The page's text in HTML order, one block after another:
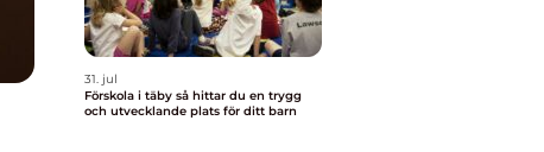
31. jul
Förskola i täby så hittar du en trygg
och utvecklande plats för ditt barn